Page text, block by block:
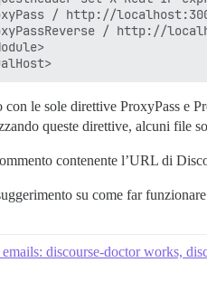
/ http://
/ http://
le sole direttive ProxyPass e
queste direttive, alcuni file
contenente l’URL di
su come far
discourse-doctor works,